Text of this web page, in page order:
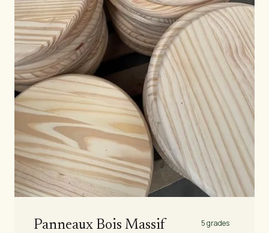
Panneaux Bois Massif 5 grades